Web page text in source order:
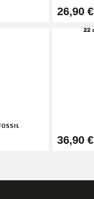
26,90 €
36,90 €